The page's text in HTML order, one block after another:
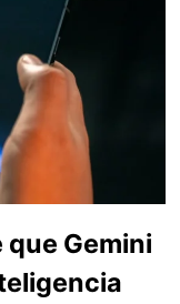
que Gemini